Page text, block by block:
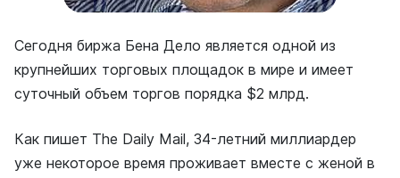
Сегодня биржа Бена Дело является одной из
крупнейших торговых площадок в мире и имеет
суточный объем торгов порядка $2 млрд.
Как пишет The Daily Mail, 34-летний миллиардер
уже некоторое время проживает вместе с женой в